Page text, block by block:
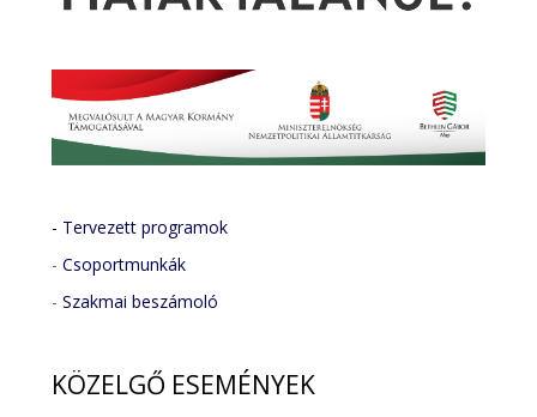
- Tervezett programok
-Csoportmunkák
-Szakmai beszámoló
KÖZELGŐ ESEMÉNYEK